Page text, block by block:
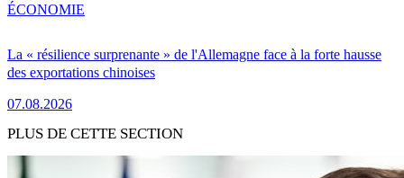
La « résilience surprenante » de l'Allemagne face à la forte hausse
des exportations chinoises
07.08.2026
ÉCONOMIE
PLUS DE CETTE SECTION